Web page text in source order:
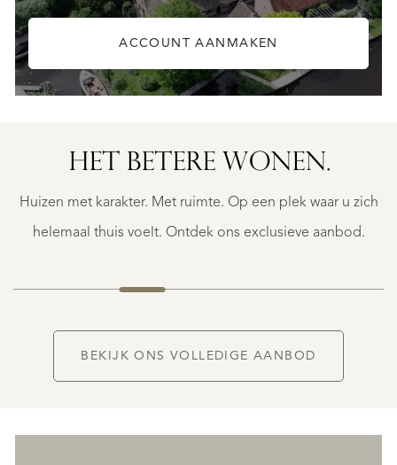
ACCOUNT AANMAKEN
HET BETERE WONEN.
Huizen met karakter. Met ruimte. Op een plek waar u zich
helemaal thuis voelt. Ontdek ons exclusieve aanbod.
SAINTE-
FOY-
€
BEKIJK ONS VOLLEDIGE AANBOD